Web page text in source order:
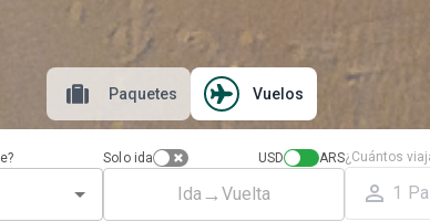
Paquetes Vuelos
Solo ida USD ARS
Ida→Vuelta
¿Cuántos
1